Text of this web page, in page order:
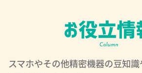
スマホやその他精密機器の豆知